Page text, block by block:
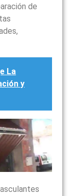
de
La
y